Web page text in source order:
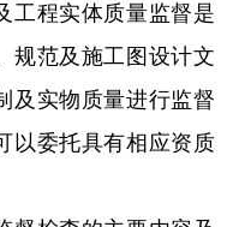
程实体质量监督是
规范及施工图设计文
及实物质量进行监督
以委托具有相应资质